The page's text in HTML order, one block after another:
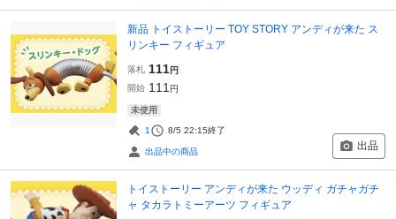
新品 トイストーリー TOY STORY アンディが来た ス
リンキー フィギュア
落札 111円
開始 111 円
未使用
1 8/5 22:15終了
出品中の商品 出品
トイストーリー アンディが来た ウッディ ガチャガチ
ャ タカラトミーアーツ フィギュア